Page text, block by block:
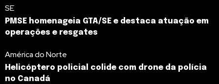
SE
PMSE homenageia GTA/SE e destaca atuação em
operações e resgates
América do Norte
Helicóptero policial colide com drone da polícia
no Canadá